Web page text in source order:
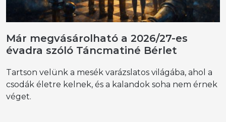
Már megvásárolható a 2026/27-es
évadra szóló Táncmatiné Bérlet
Tartson velünk a mesék varázslatos világába, ahol a
csodák életre kelnek, és a kalandok soha nem érnek
véget.